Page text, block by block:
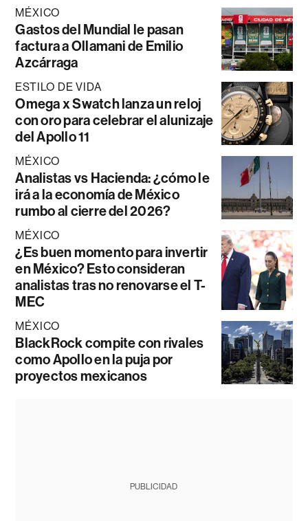
MÉXICO
Gastos del Mundial le pasan
factura a Ollamani de Emilio
Azcárraga
ESTILO DE VIDA
Omega x Swatch lanza un reloj
con oro para celebrar el alunizaje
del Apollo 11
MÉXICO
Analistas vs Hacienda: ¿cómo le
irá a la economía de México
rumbo al cierre del 2026?
MÉXICO
¿Es buen momento para invertir
en México? Esto consideran
analistas tras no renovarse el T-
MEC
MÉXICO
BlackRock compite con rivales
como Apollo en la puja por
proyectos mexicanos
PUBLICIDAD